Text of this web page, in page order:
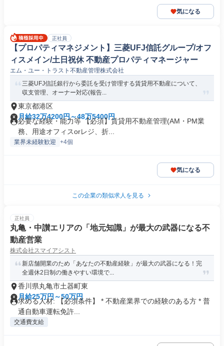
気になる
正社員
【プロパティマネジメント】三菱UFJ信託グループ/オフ
ィスメイン/土日祝休 不動産プロパティマネージャー
エム・ユー・トラスト不動産管理株式会社
三菱UFJ信託銀行から委託を受け管理する賃貸用不動産について、
収支管理、オーナー対応(報告...
東京都港区
月給32万4200円～48万5400円
必要な経験・能力等 【必須】賃貸用不動産管理(AM・PM業
務、用途オフィスorレジ、折...
業界未経験歓迎 +4個
気になる
この企業の類似求人を見る
正社員
丸亀・中讃エリアの「地元知識」が最大の武器になる不
動産営業
株式会社スマイアシスト
新店舗開業のため「あなたの不動産経験」が最大の武器になる！完
全週休2日制の働きやすい環境で...
香川県丸亀市土器町東
月給25万円～50万円
求める人材: 【必須条件】 * 不動産業界での経験のある方 * 普
通自動車運転免許...
交通費支給